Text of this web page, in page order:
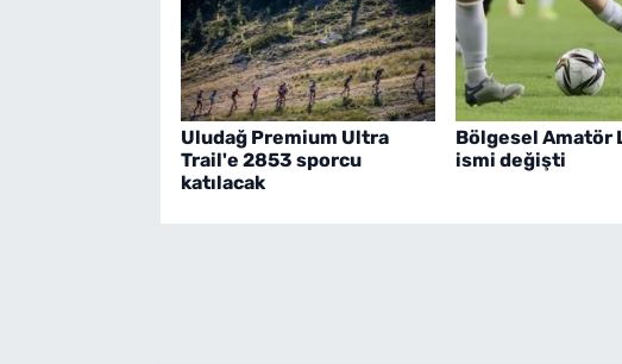
Uludağ Premium Ultra
Trail'e 2853 sporcu
katılacak
Bölgesel Amatör
ismi değişti